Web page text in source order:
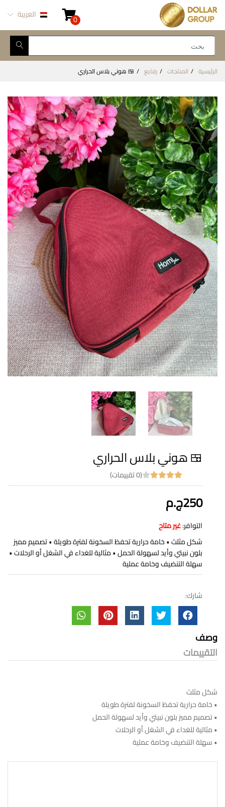
0 العربية
الرئيسية المنتجات رفايع 🍱 هوني بلاس الحراري
🍱 هوني بلاس الحراري
(0 تقييمات)
250ج.م
التوافر:غير متاح
شكل مثلث • خامة حرارية تحفظ السخونة لفترة طويلة • تصميم مميز
بلون نبيتي وأيد لسهولة الحمل • مثالية للغداء في الشغل أو الرحلات •
سهلة التنضيف وخامة عملية
شارك:
وصف
التقييمات
شكل مثلث
• خامة حرارية تحفظ السخونة لفترة طويلة
• تصميم مميز بلون نبيتي وأيد لسهولة الحمل
• مثالية للغداء في الشغل أو الرحلات
• سهلة التنضيف وخامة عملية